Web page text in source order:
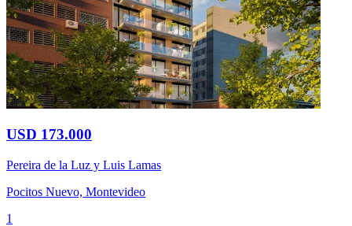
USD 173.000
Pereira de la Luz y Luis Lamas
Pocitos Nuevo, Montevideo
1